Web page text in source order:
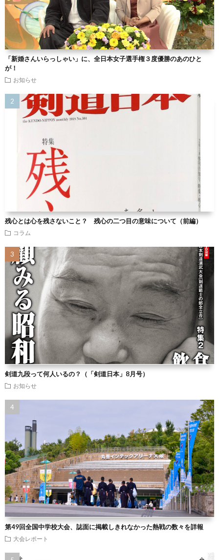
「新婚さんいらっしゃい」に、全日本女子選手権３度優勝のあのひと
が！
お知らせ
残心とは心を残さないこと？ 残心の二つ目の意味について（前編）
コラム
剣道九段って何人いるの？（「剣道日本」8月号）
お知らせ
第49回全国中学校大会、誌面に掲載しきれなかった熱戦の数々を詳報
大会レポート